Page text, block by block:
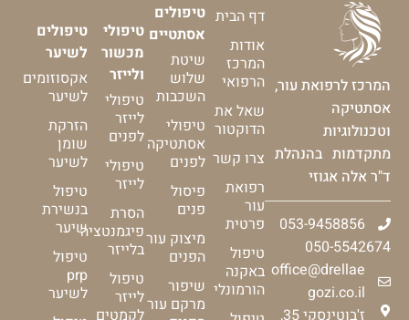
המרכז לרפואת עור,
אסתטיקה
וטכנולוגיות
מתקדמות בהנהלת
ד"ר אלה אגוזי
053-9458856
050-5542674
office@drellae
gozi.co.il
ז'בוטינסקי 35,
דף הבית
אודות
המרכז
הרפואי
שאל את
הדוקטור
צרו קשר
רפואת
עור
פרטית
טיפול
באקנה
הורמונלי
טיפולים
אסתטיים
שיטת
שלוש
השכבות
טיפולי
אסתטיקה
לפנים
פיסול
פנים
מיצוק עור
הפנים
שיפור
מרקם עור
טיפולי
מכשור
ולייזר
טיפולי
לייזר
לפנים
טיפולי
לייזר
הסרת
פיגמנטציה
בלייזר
טיפול
לייזר
לקמטים
טיפולים
לשיער
אקסוזומים
לשיער
הזרקת
שומן
לשיער
טיפול
בנשירת
שיער
טיפול
prp
לשיער